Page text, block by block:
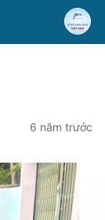
6 năm trước